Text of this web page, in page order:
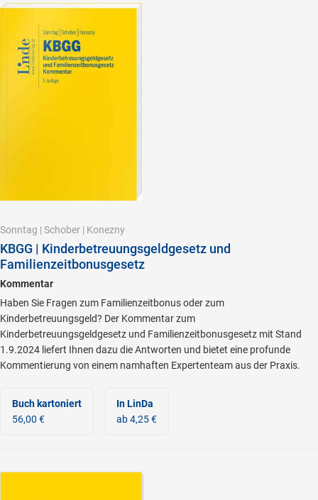
Sonntag | Schober | Konezny
KBGG | Kinderbetreuungsgeldgesetz und
Familienzeitbonusgesetz
Kommentar
Haben Sie Fragen zum Familienzeitbonus oder zum
Kinderbetreuungsgeld? Der Kommentar zum
Kinderbetreuungsgeldgesetz und Familienzeitbonusgesetz mit Stand
1.9.2024 liefert Ihnen dazu die Antworten und bietet eine profunde
Kommentierung von einem namhaften Expertenteam aus der Praxis.
Buch kartoniert
56,00 €
In LinDa
ab 4,25 €